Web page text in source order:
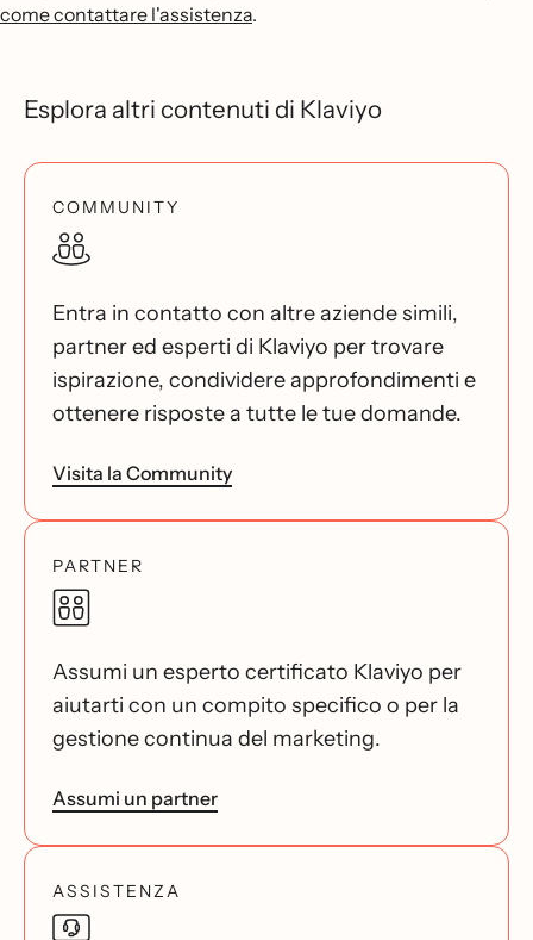
come contattare l'assistenza.
Esplora altri contenuti di Klaviyo
COMMUNITY
Entra in contatto con altre aziende simili,
partner ed esperti di Klaviyo per trovare
ispirazione, condividere approfondimenti e
ottenere risposte a tutte le tue domande.
Visita la Community
PARTNER
Assumi un esperto certificato Klaviyo per
aiutarti con un compito specifico o per la
gestione continua del marketing.
Assumi un partner
ASSISTENZA